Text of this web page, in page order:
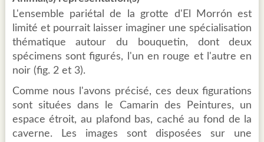
L'ensemble pariétal de la grotte d'El Morrón est
limité et pourrait laisser imaginer une spécialisation
thématique autour du bouquetin, dont deux
spécimens sont figurés, l'un en rouge et l'autre en
noir (fig. 2 et 3).
Comme nous l'avons précisé, ces deux figurations
sont situées dans le Camarin des Peintures, un
espace étroit, au plafond bas, caché au fond de la
caverne. Les images sont disposées sur une